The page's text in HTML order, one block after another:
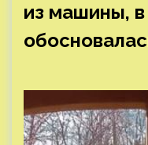
из машины,